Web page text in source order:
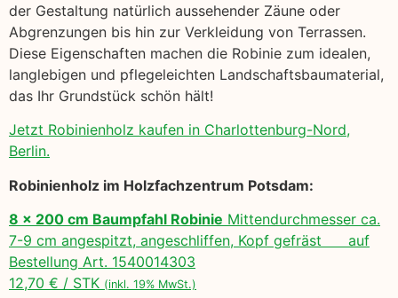
der Gestaltung natürlich aussehender Zäune oder
Abgrenzungen bis hin zur Verkleidung von Terrassen.
Diese Eigenschaften machen die Robinie zum idealen,
langlebigen und pflegeleichten Landschaftsbaumaterial,
das Ihr Grundstück schön hält!
Jetzt Robinienholz kaufen in Charlottenburg-Nord,
Berlin.
Robinienholz im Holzfachzentrum Potsdam:
8 x 200 cm Baumpfahl Robinie Mittendurchmesser ca.
7-9 cm angespitzt, angeschliffen, Kopf gefräst auf
Bestellung Art. 1540014303
12,70 € / STK (inkl. 19% MwSt.)